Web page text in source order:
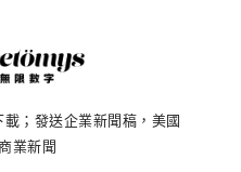
；發送企業新聞稿，美國
業新聞